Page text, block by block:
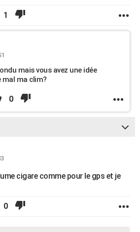
1
mais vous avez une idée
mal ma clim?
0
cigare comme pour le gps et je
0